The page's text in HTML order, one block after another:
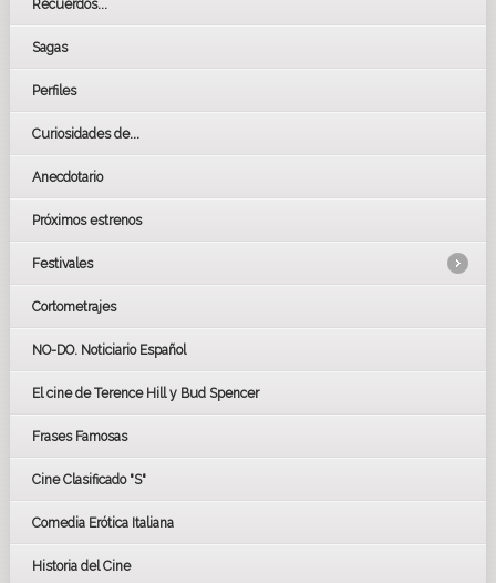
Recuerdos...
Sagas
Perfiles
Curiosidades de...
Anecdotario
Próximos estrenos
Festivales
LOS OSCARS
GOYAS
BAFTA
Cortometrajes
NO-DO. Noticiario Español
El cine de Terence Hill y Bud Spencer
Frases Famosas
Cine Clasificado "S"
Comedia Erótica Italiana
Historia del Cine